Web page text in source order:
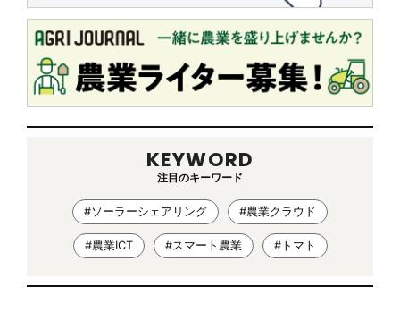
KEYWORD
注目のキーワード
#ソーラーシェアリング #農業クラウド
#農業ICT #スマート農業 #トマト